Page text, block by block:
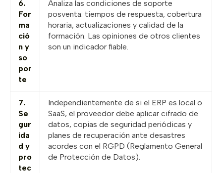
6.
For
ma
ció
n y
so
por
te
Analiza las condiciones de soporte
posventa: tiempos de respuesta, cobertura
horaria, actualizaciones y calidad de la
formación. Las opiniones de otros clientes
son un indicador fiable.
7.
Se
gur
ida
d y
pro
tec
Independientemente de si el ERP es local o
SaaS, el proveedor debe aplicar cifrado de
datos, copias de seguridad periódicas y
planes de recuperación ante desastres
acordes con el RGPD (Reglamento General
de Protección de Datos).